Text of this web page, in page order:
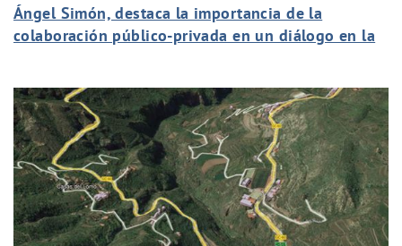
Ángel Simón, destaca la importancia de la
colaboración público-privada en un diálogo en la